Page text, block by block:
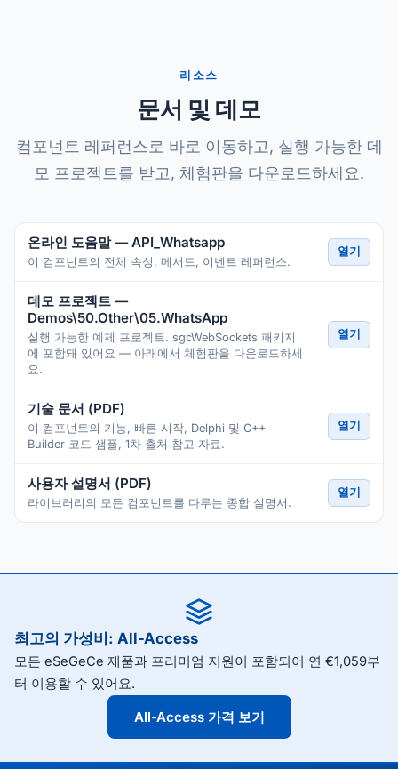
리소스
문서 및 데모
컴포넌트 레퍼런스로 바로 이동하고, 실행 가능한 데
모 프로젝트를 받고, 체험판을 다운로드하세요.
온라인 도움말 — API_Whatsapp
이 컴포넌트의 전체 속성, 메서드, 이벤트 레퍼런스.
열기
데모 프로젝트 —
Demos\50.Other\05.WhatsApp
실행 가능한 예제 프로젝트. sgcWebSockets 패키지
에 포함돼 있어요 — 아래에서 체험판을 다운로드하세
요.
열기
기술 문서 (PDF)
이 컴포넌트의 기능, 빠른 시작, Delphi 및 C++
Builder 코드 샘플, 1차 출처 참고 자료.
열기
사용자 설명서 (PDF)
라이브러리의 모든 컴포넌트를 다루는 종합 설명서.
열기
최고의 가성비: All-Access
모든 eSeGeCe 제품과 프리미엄 지원이 포함되어 연 €1,059부
터 이용할 수 있어요.
All-Access 가격 보기